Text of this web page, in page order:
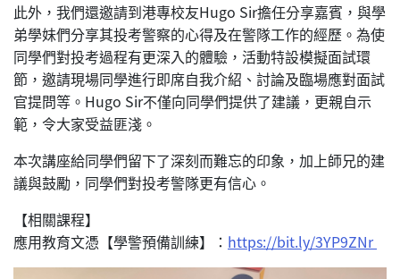
此外，我們還邀請到港專校友Hugo Sir擔任分享嘉賓，與學
弟學妹們分享其投考警察的心得及在警隊工作的經歷。為使
同學們對投考過程有更深入的體驗，活動特設模擬面試環
節，邀請現場同學進行即席自我介紹、討論及臨場應對面試
官提問等。Hugo Sir不僅向同學們提供了建議，更親自示
範，令大家受益匪淺。
本次講座給同學們留下了深刻而難忘的印象，加上師兄的建
議與鼓勵，同學們對投考警隊更有信心。
【相關課程】
應用教育文憑【學警預備訓練】： https://bit.ly/3YP9ZNr